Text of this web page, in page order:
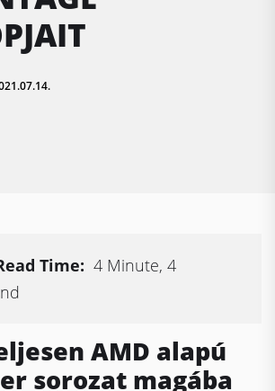
Time: 4 Minute, 4
AMD alapú
sorozat magába